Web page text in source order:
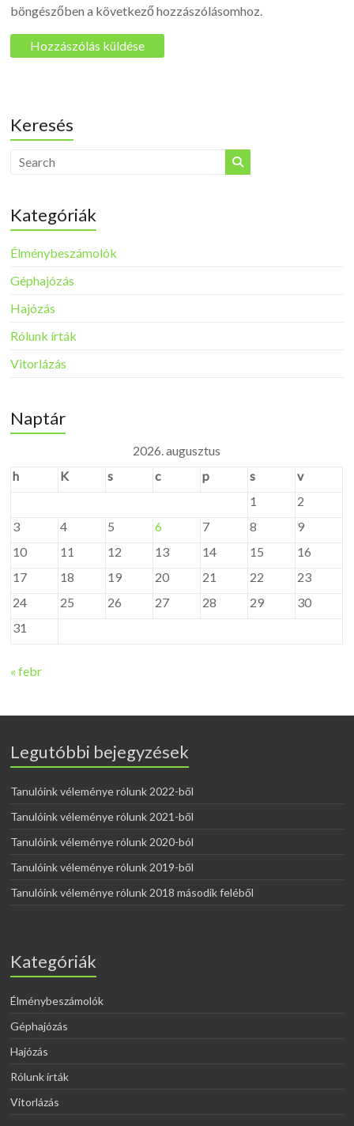
böngészőben a következő hozzászólásomhoz.
Keresés
Kategóriák
Élménybeszámolók
Géphajózás
Hajózás
Rólunk írták
Vitorlázás
Naptár
2026. augusztus
h
K s c p s
v
1
2
3
4 5 6 7 8
9
10
11 12 13 14 15
16
17
18 19 20 21 22
23
24
25 26 27 28 29
30
31
« febr
Legutóbbi bejegyzések
Tanulóink véleménye rólunk 2022-ből
Tanulóink véleménye rólunk 2021-ből
Tanulóink véleménye rólunk 2020-ból
Tanulóink véleménye rólunk 2019-ből
Tanulóink véleménye rólunk 2018 második feléből
Kategóriák
Élménybeszámolók
Géphajózás
Hajózás
Rólunk írták
Vitorlázás